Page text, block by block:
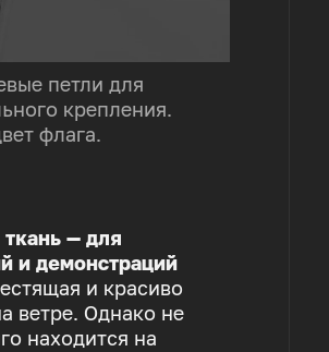
петли для
крепления.
флага.
— для
и демонстраций
и красиво
ветре. Однако не
находится на